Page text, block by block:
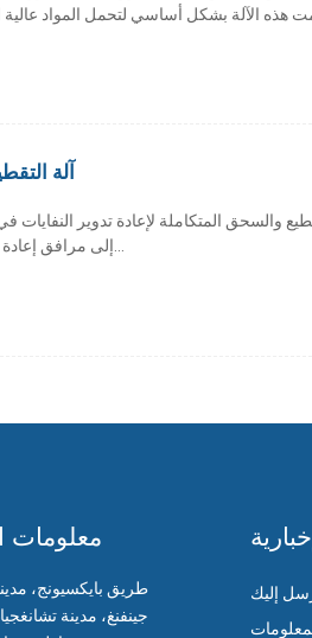
آلة
والسحق المتكاملة لإعادة تدوير النفايات
معلومات
جينفنغ، مدينة
إليك